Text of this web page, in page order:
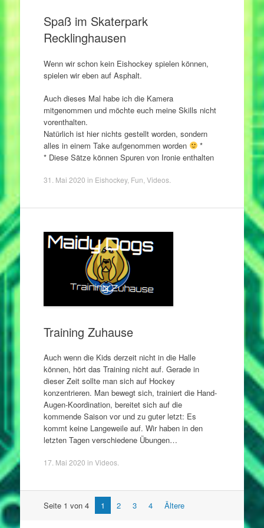
Spaß im Skaterpark
Recklinghausen
Wenn wir schon kein Eishockey spielen können,
spielen wir eben auf Asphalt.
Auch dieses Mal habe ich die Kamera
mitgenommen und möchte euch meine Skills nicht
vorenthalten.
Natürlich ist hier nichts gestellt worden, sondern
alles in einem Take aufgenommen worden
*
* Diese Sätze können Spuren von Ironie enthalten
31. Mai 2020 in Eishockey, Fun Videos.
Training Zuhause
Auch wenn die Kids derzeit nicht in die Halle
können, hört das Training nicht auf. Gerade in
dieser Zeit sollte man sich auf Hockey
konzentrieren. Man bewegt sich, trainiert die Hand-
Augen-Koordination, bereitet sich auf die
kommende Saison vor und zu guter letzt: Es
kommt keine Langeweile auf. Wir haben in den
letzten Tagen verschiedene Übungen…
17. Mai 2020 in Videos.
Artikel
Seite 1 von 4 1 2 3 4 Ältere